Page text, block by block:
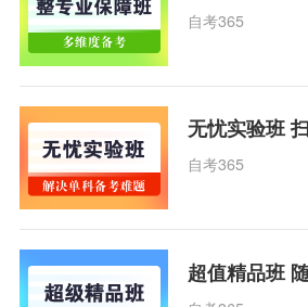
自考365
无忧实验班
自考365
超值精品班